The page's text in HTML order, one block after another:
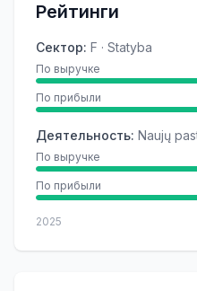
Рейтинги
Сектор: F · Statyba
По выручке
По прибыли
Деятельность: Naujų
По выручке
По прибыли
2025